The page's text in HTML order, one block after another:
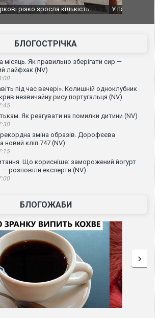
Косово прем'єра закидали яйцями
Приїхав
до
зіркового
БЛОГОСТРІЧКА
місяць. Як правильно зберігати сир —
лайфхак (NV)
під час вечері». Колишній одноклубник
незвичайну рису португальця (NV)
Як реагувати на помилки дитини (NV)
рекордна зміна образів. Дорофєєва
новий кліп 747 (NV)
Що корисніше: заморожений йогурт
розповіли експерти (NV)
БЛОГОЖАБИ